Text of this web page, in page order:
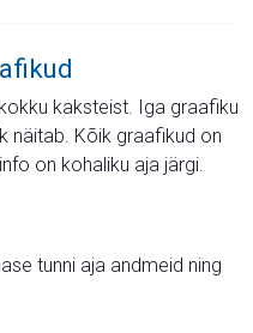
kaksteist. Iga graafiku
näitab. Kõik graafikud on
on kohaliku aja järgi.
tunni aja andmeid ning